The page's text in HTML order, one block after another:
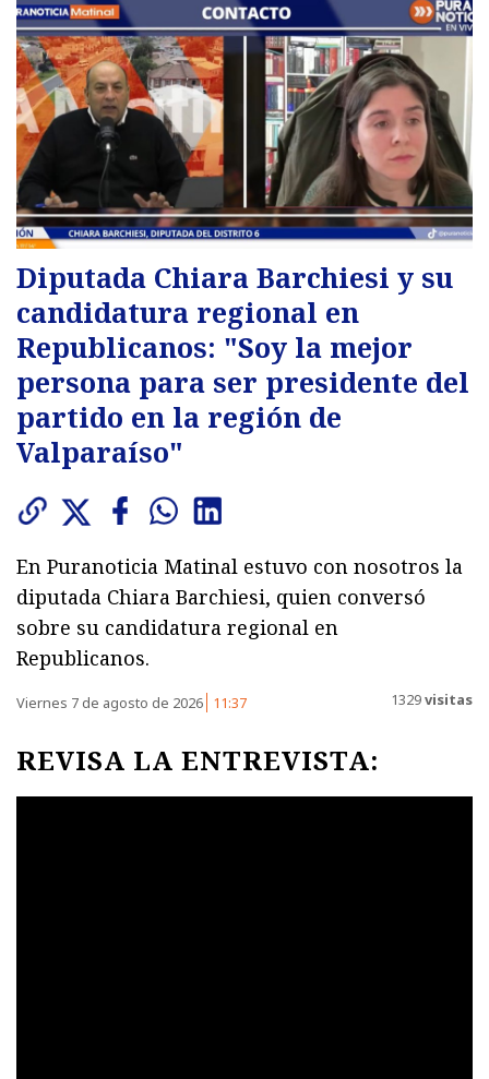
Diputada Chiara Barchiesi y su
candidatura regional en
Republicanos: "Soy la mejor
persona para ser presidente del
partido en la región de
Valparaíso"
En Puranoticia Matinal estuvo con nosotros la
diputada Chiara Barchiesi, quien conversó
sobre su candidatura regional en
Republicanos.
Viernes 7 de agosto de 2026 11:37 1329visitas
REVISA LA ENTREVISTA: